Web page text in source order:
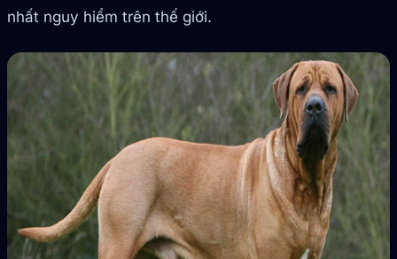
nhất nguy hiểm trên thế giới.